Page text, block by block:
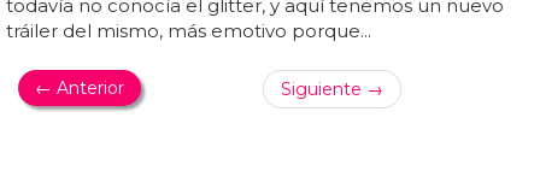
todavía no conocía el glitter, y aquí tenemos un nuevo
tráiler del mismo, más emotivo porque...
← Anterior Siguiente →